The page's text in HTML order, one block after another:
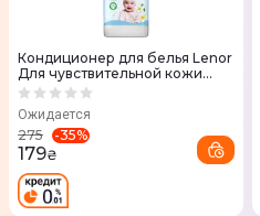
Кондиционер для белья Lenor
Для чувствительной кожи
1600 мл
Ожидается
275 -35%
179₴